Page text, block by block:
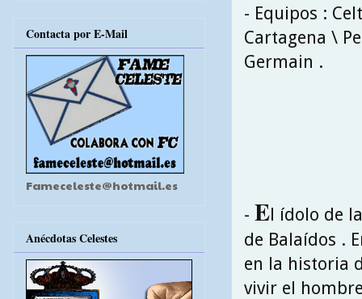
- Equipos :
Cartagena \
Germain .
- El ídolo de
de Balaídos .
en la historia
vivir el
Contacta por E-Mail
Fameceleste@hotmail.es
Anécdotas Celestes